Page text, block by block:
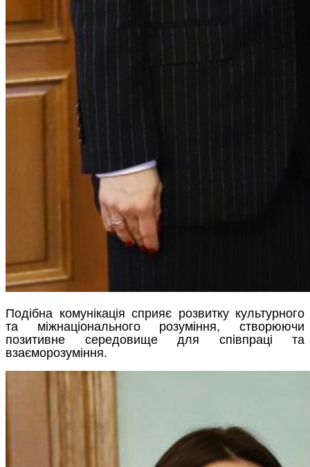
Подібна комунікація сприяє розвитку культурного
та міжнаціонального розуміння, створюючи
позитивне середовище для співпраці та
взаєморозуміння.